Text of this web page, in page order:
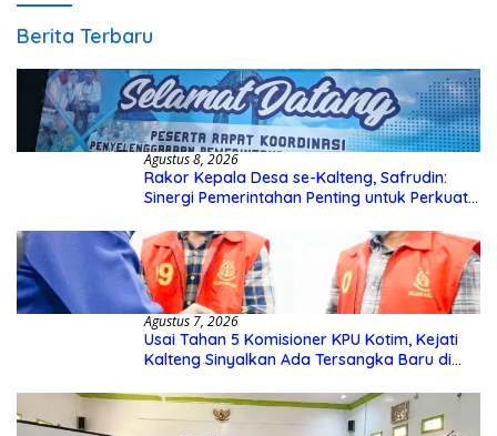
Berita Terbaru
Agustus 8, 2026
Rakor Kepala Desa se-Kalteng, Safrudin:
Sinergi Pemerintahan Penting untuk Perkuat
Agustus 7, 2026
Usai Tahan 5 Komisioner KPU Kotim, Kejati
Kalteng Sinyalkan Ada Tersangka Baru di